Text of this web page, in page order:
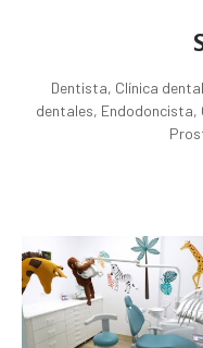
Dentista, Clínica
dentales,